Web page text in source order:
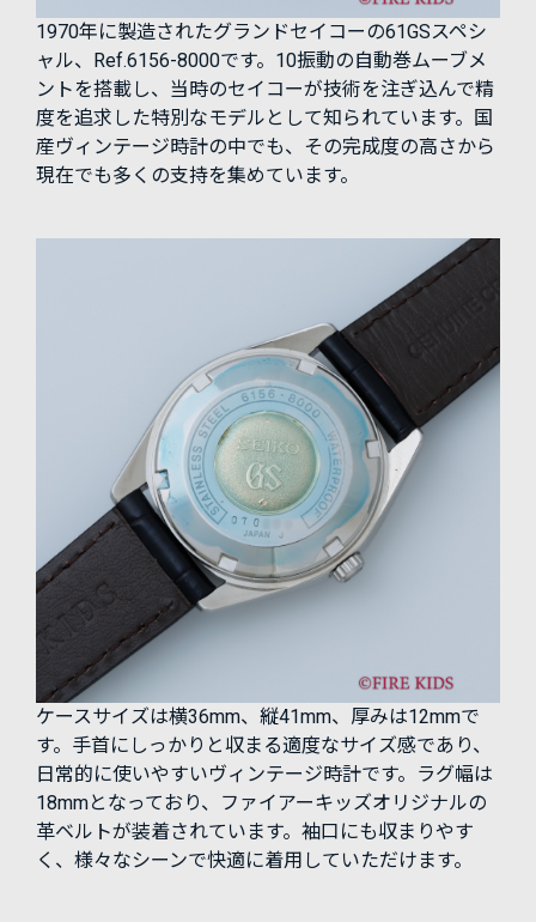
1970年に製造されたグランドセイコーの61GSスペシ
ャル、Ref.6156-8000です。10振動の自動巻ムーブメ
ントを搭載し、当時のセイコーが技術を注ぎ込んで精
度を追求した特別なモデルとして知られています。国
産ヴィンテージ時計の中でも、その完成度の高さから
現在でも多くの支持を集めています。
ケースサイズは横36mm、縦41mm、厚みは12mmで
す。手首にしっかりと収まる適度なサイズ感であり、
日常的に使いやすいヴィンテージ時計です。ラグ幅は
18mmとなっており、ファイアーキッズオリジナルの
革ベルトが装着されています。袖口にも収まりやす
く、様々なシーンで快適に着用していただけます。